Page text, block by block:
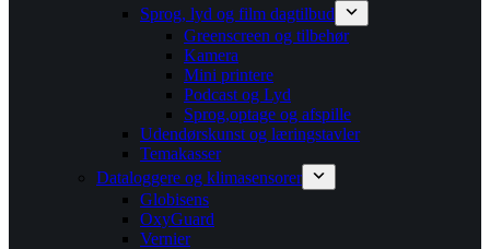
Sprog, lyd og film dagtilbud
Greenscreen og tilbehør
Kamera
Mini printere
Podcast og Lyd
Sprog,optage og afspille
Udendørskunst og læringstavler
Temakasser
Dataloggere og klimasensorer
Globisens
OxyGuard
Vernier